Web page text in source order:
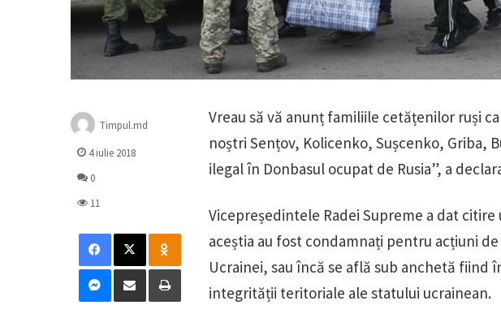
Vreau să vă anunț familiile cetățenilor ruși
noștri Sențov, Kolicenko, Sușcenko, Griba,
ilegal în Donbasul ocupat de Rusia”, a
Vicepreședintele Radei Supreme a dat
aceștia au fost condamnați pentru acțiuni
Ucrainei, sau încă se află sub anchetă fiind
integrității teritoriale ale statului ucrainean.
Timpul.md
4 iulie 2018
0
11
Facebook
X Odnoklassniki
Messenger
Distribuie prin mail Tipărește